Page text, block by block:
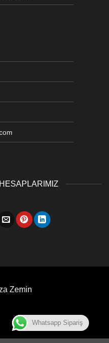
Zemin
Whatsapp Sipariş